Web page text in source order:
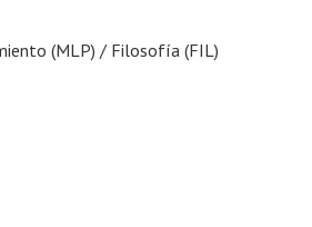
(MLP) / Filosofía (FIL)